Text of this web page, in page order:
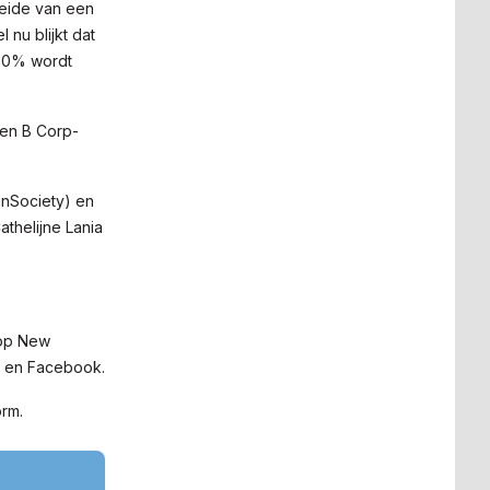
van een
nu blijkt dat
wordt
B Corp-
en
Lania
New
en Facebook.